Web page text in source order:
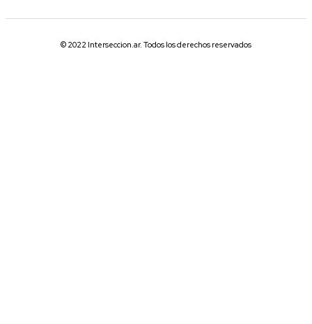
© 2022 Interseccion.ar. Todos los derechos reservados